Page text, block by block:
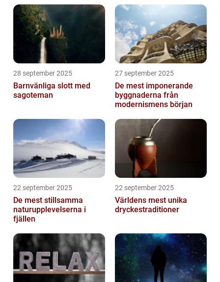
28 september 2025
Barnvänliga slott med
sagoteman
27 september 2025
De mest imponerande
byggnaderna från
modernismens början
22 september 2025
De mest stillsamma
naturupplevelserna i
fjällen
22 september 2025
Världens mest unika
dryckestraditioner